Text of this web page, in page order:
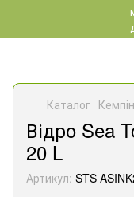
Каталог
Відро Sea
20 L
Артикул: STS